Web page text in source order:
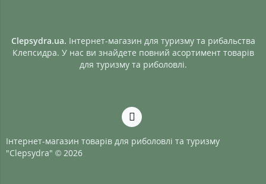
Clepsydra.ua. Інтернет-магазин для туризму та рибальства
Клепсидра. У нас ви знайдете повний асортимент товарів
для туризму та риболовлі.
Інтернет-магазин товарів для риболовлі та туризму
"Clepsydra" © 2026